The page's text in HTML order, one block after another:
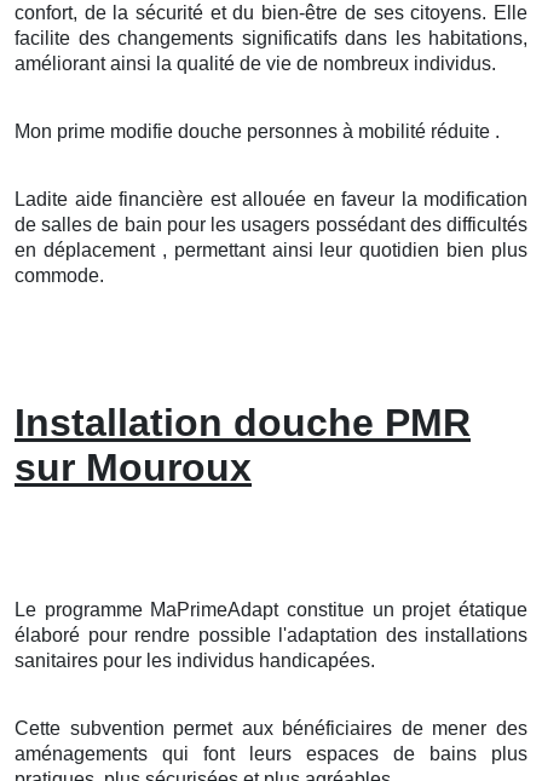
confort, de la sécurité et du bien-être de ses citoyens. Elle
facilite des changements significatifs dans les habitations,
améliorant ainsi la qualité de vie de nombreux individus.
Mon prime modifie douche personnes à mobilité réduite .
Ladite aide financière est allouée en faveur la modification
de salles de bain pour les usagers possédant des difficultés
en déplacement , permettant ainsi leur quotidien bien plus
commode.
Installation douche PMR
sur Mouroux
Le programme MaPrimeAdapt constitue un projet étatique
élaboré pour rendre possible l'adaptation des installations
sanitaires pour les individus handicapées.
Cette subvention permet aux bénéficiaires de mener des
aménagements qui font leurs espaces de bains plus